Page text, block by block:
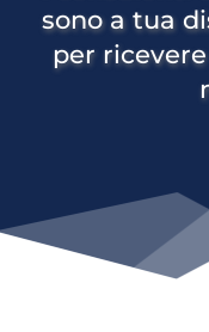
sono a tua
per